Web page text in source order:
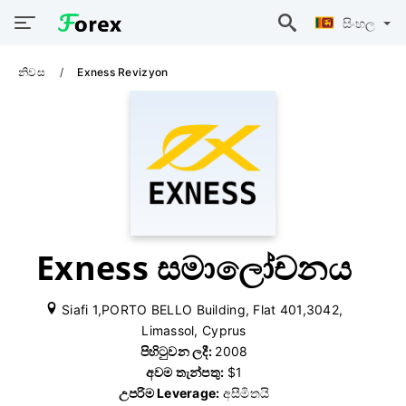
සිංහල
නිවස Exness Revizyon
Exness සමාලෝචනය
Siafi 1,PORTO BELLO Building, Flat 401,3042,
Limassol, Cyprus
පිහිටුවන ලදී: 2008
අවම තැන්පතු: $1
උපරිම Leverage: අසීමිතයි